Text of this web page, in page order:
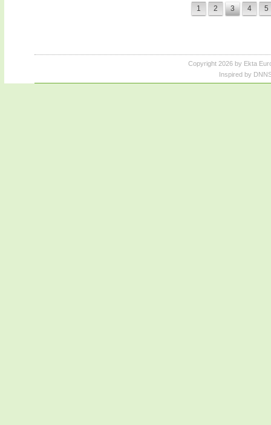
1 2 3 4 5
Copyright 2026 by Ekta
Inspired by